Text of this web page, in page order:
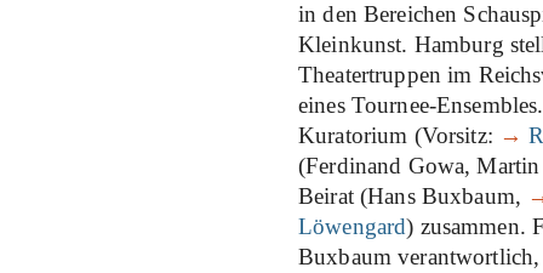
in den Bereichen
Kleinkunst. Hamburg
Theatertruppen im
eines Tournee-
Kuratorium (Vorsitz: →
(Ferdinand Gowa,
Beirat (Hans Buxbaum,
Löwengard) zusammen.
Buxbaum